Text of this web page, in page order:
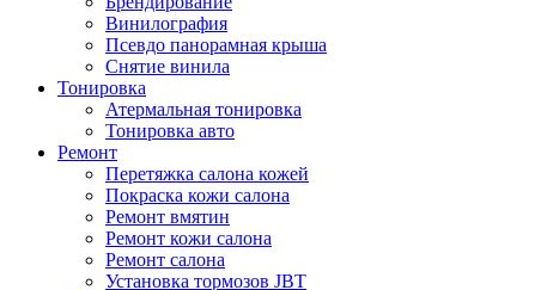
Винилография
Псевдо панорамная крыша
Снятие винила
Тонировка
Атермальная тонировка
Тонировка авто
Ремонт
Перетяжка салона кожей
Покраска кожи салона
Ремонт вмятин
Ремонт кожи салона
Ремонт салона
Установка тормозов JBT